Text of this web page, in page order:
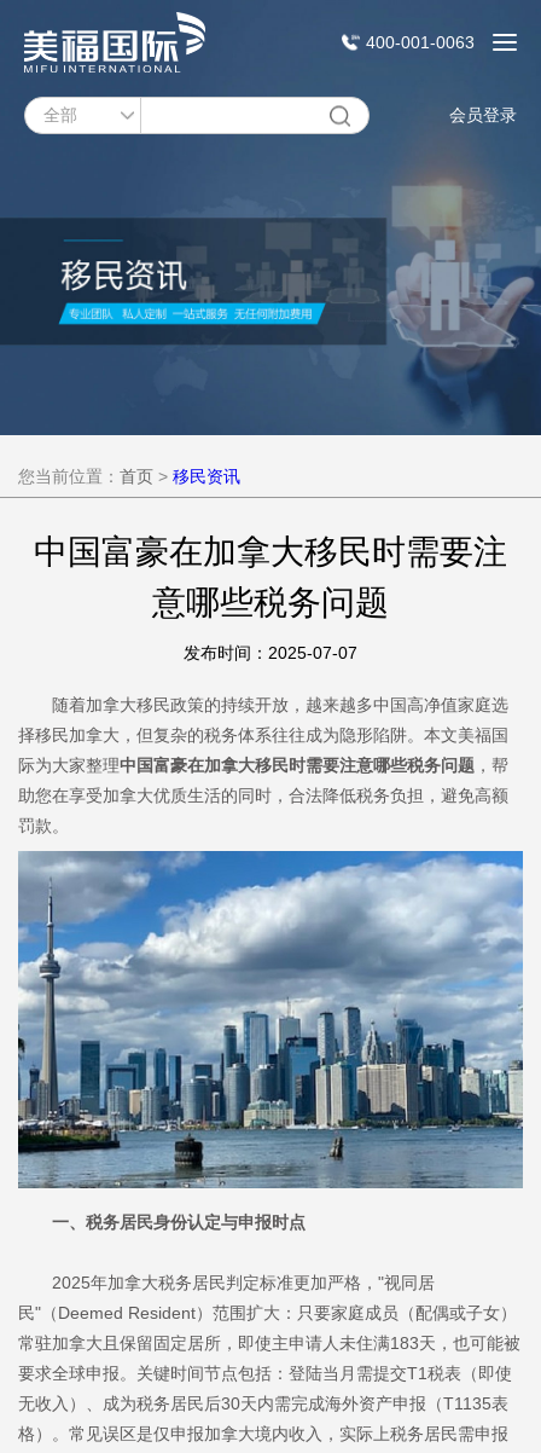
400-001-0063
会员登录
您当前位置： 首页 > 移民资讯
中国富豪在加拿大移民时需要注
意哪些税务问题
发布时间：2025-07-07
随着加拿大移民政策的持续开放，越来越多中国高净值家庭选
择移民加拿大，但复杂的税务体系往往成为隐形陷阱。本文美福国
际为大家整理中国富豪在加拿大移民时需要注意哪些税务问题 ，帮
助您在享受加拿大优质生活的同时，合法降低税务负担，避免高额
罚款。
一、税务居民身份认定与申报时点
2025年加拿大税务居民判定标准更加严格，"视同居
民"（Deemed Resident）范围扩大：只要家庭成员（配偶或子女）
常驻加拿大且保留固定居所，即使主申请人未住满183天，也可能被
要求全球申报。关键时间节点包括：登陆当月需提交T1税表（即使
无收入）、成为税务居民后30天内需完成海外资产申报（T1135表
格）。常见误区是仅申报加拿大境内收入，实际上税务居民需申报